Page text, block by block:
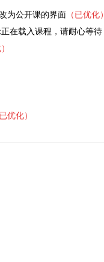
为公开课的界面 （已优化）
在载入课程，请耐心等待
已优化）